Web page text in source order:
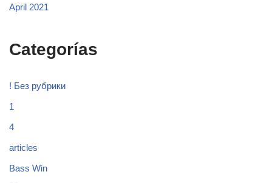
April 2021
Categorías
! Без рубрики
1
4
articles
Bass Win